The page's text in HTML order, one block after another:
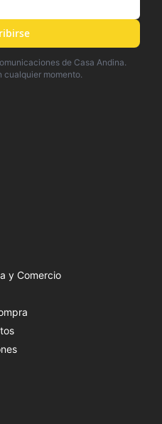
de Casa Andina.
cualquier momento.
y Comercio